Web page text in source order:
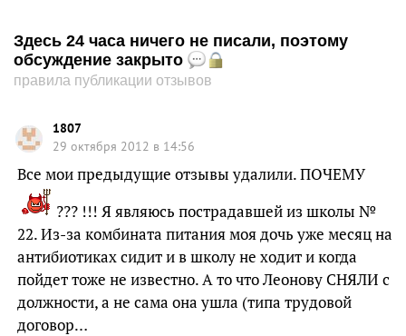
Здесь 24 часа ничего не писали, поэтому
обсуждение закрыто
правила публикации отзывов
1807
29 октября 2012 в 14:56
Все мои предыдущие отзывы удалили. ПОЧЕМУ
??? !!! Я являюсь пострадавшей из школы №
22. Из-за комбината питания моя дочь уже месяц на
антибиотиках сидит и в школу не ходит и когда
пойдет тоже не известно. А то что Леонову СНЯЛИ с
должности, а не сама она ушла (типа трудовой
договор…